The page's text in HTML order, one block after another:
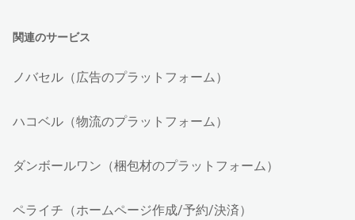
関連のサービス
ノバセル（広告のプラットフォーム）
ハコベル（物流のプラットフォーム）
ダンボールワン（梱包材のプラットフォーム）
ペライチ（ホームページ作成/予約/決済）